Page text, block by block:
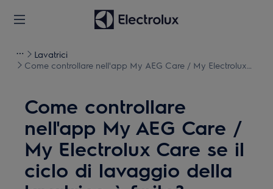
Lavatrici
Come controllare nell'app My AEG Care / My Electrolux
Come controllare
nell'app My AEG Care /
My Electrolux Care se il
ciclo di lavaggio della